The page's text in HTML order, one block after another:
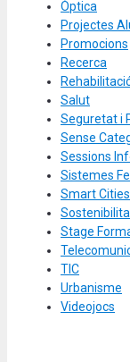
Òptica
Projectes
Promocions
Recerca
Salut
Seguretat i
Sense
Sessions
Sistemes
Smart Cities
Stage
TIC
Urbanisme
Videojocs